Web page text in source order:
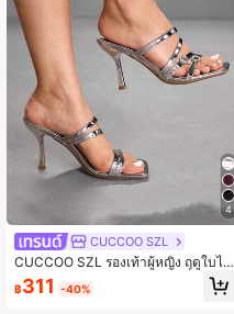
4
CUCCOO SZL
CUCCOO SZL รองเท้าผู้หญิง ฤดูใบไม้
ผลิและฤดูร้อน ใหม่ สีเงิน หัวเหลี่ยม ส้นเ
ข็ม หลายแถบพร้อมหัวเข็มขัดรูปหัวใจ
฿311 -40%